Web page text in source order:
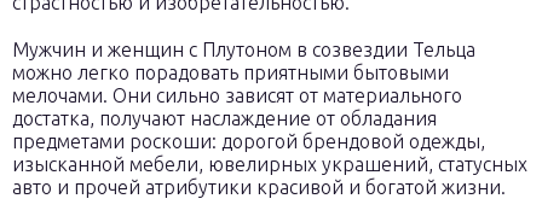
Мужчин и женщин с Плутоном в созвездии Тельца
можно легко порадовать приятными бытовыми
мелочами. Они сильно зависят от материального
достатка, получают наслаждение от обладания
предметами роскоши: дорогой брендовой одежды,
изысканной мебели, ювелирных украшений, статусных
авто и прочей атрибутики красивой и богатой жизни.